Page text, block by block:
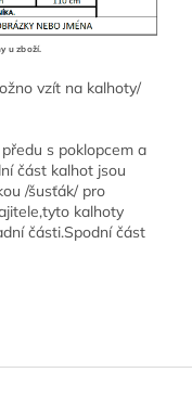
u zboží.
vzít na kalhoty/
s poklopcem a
část kalhot jsou
/šusťák/ pro
kalhoty
části.Spodní část